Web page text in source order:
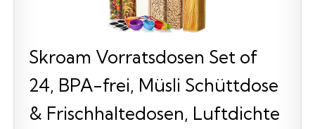
Skroam Vorratsdosen Set of
24, BPA-frei, Müsli Schüttdose
& Frischhaltedosen, Luftdichte